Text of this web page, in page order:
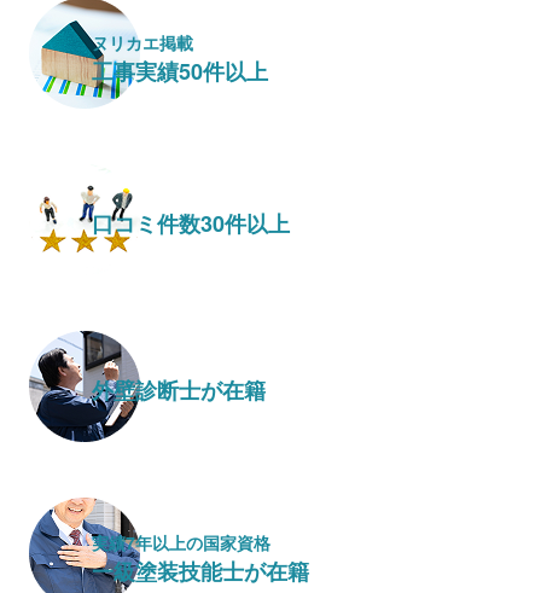
ヌリカエ掲載
工事実績50件以上
口コミ件数30件以上
外壁診断士が在籍
実績7年以上の国家資格
一級塗装技能士が在籍